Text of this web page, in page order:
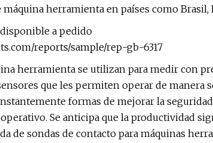
herramienta en países como Brasil,
a pedido
reports/sample/rep-gb-6317
herramienta se utilizan para medir con
que les permiten operar de manera
formas de mejorar la
Se anticipa que la productividad
de sondas de contacto para máquinas